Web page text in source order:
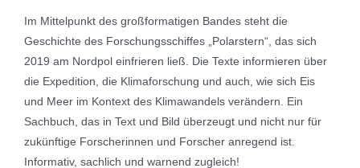
Im Mittelpunkt des großformatigen Bandes steht die
Geschichte des Forschungsschiffes „Polarstern“, das sich
2019 am Nordpol einfrieren ließ. Die Texte informieren über
die Expedition, die Klimaforschung und auch, wie sich Eis
und Meer im Kontext des Klimawandels verändern. Ein
Sachbuch, das in Text und Bild überzeugt und nicht nur für
zukünftige Forscherinnen und Forscher anregend ist.
Informativ, sachlich und warnend zugleich!